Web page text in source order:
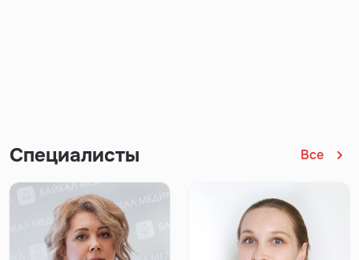
Специалисты Все